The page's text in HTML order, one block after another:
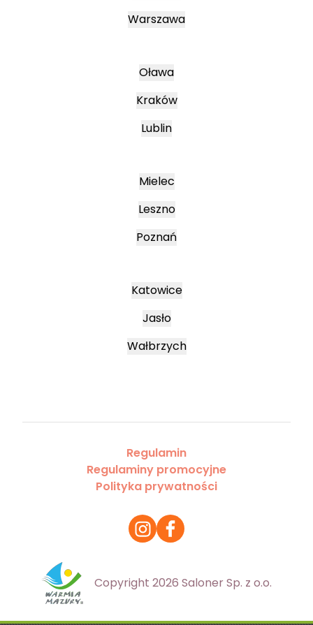
Warszawa
Oława
Kraków
Lublin
Mielec
Leszno
Poznań
Katowice
Jasło
Wałbrzych
Regulamin
Regulaminy promocyjne
Polityka prywatności
Copyright 2026 Saloner Sp. z o.o.